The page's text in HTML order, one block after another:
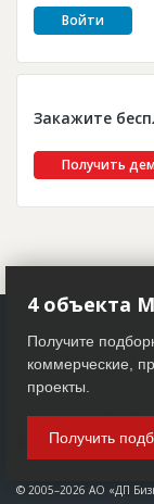
Пресс-релизы
Войти
Закажите
Получить
© 2005–2026 АО «ДП
4 объекта
Получите
коммерческие,
проекты.
Получить